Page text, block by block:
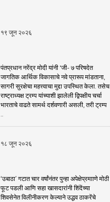
१९ जून २०२६
पंतप्रधान नरेंद्र मोदी यांनी 'जी- ७ परिषदेत
जागतिक आर्थिक विकासाचे नवे प्रारूप मांडताना,
सागरी सुरक्षेचा महत्त्वाचा मुद्दा उपस्थित केला. तसेच
राष्ट्राध्यक्ष ट्रम्प यांच्याशी झालेली द्विपक्षीय चर्चा
भारताचे वाढते सामर्थ दर्शवणारी असली, तरी ट्रम्प
१८ जून २०२६
‘उबाठा’ गटात चार वर्षांनंतर पुन्हा अपेक्षेप्रमााणे मोठी
फूट पडली आणि सहा खासदारांनी शिंदेंच्या
शिवसेनेत विलीनीकरण केल्याने उद्धव ठाकरेंचे